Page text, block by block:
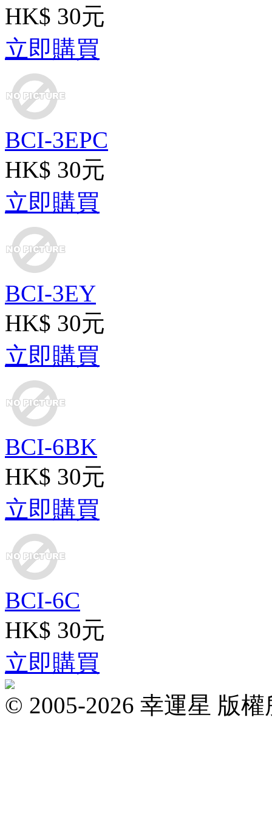
HK$ 30元
立即購買
BCI-3EPC
HK$ 30元
立即購買
BCI-3EY
HK$ 30元
立即購買
BCI-6BK
HK$ 30元
立即購買
BCI-6C
HK$ 30元
立即購買
© 2005-2026 幸運星 版